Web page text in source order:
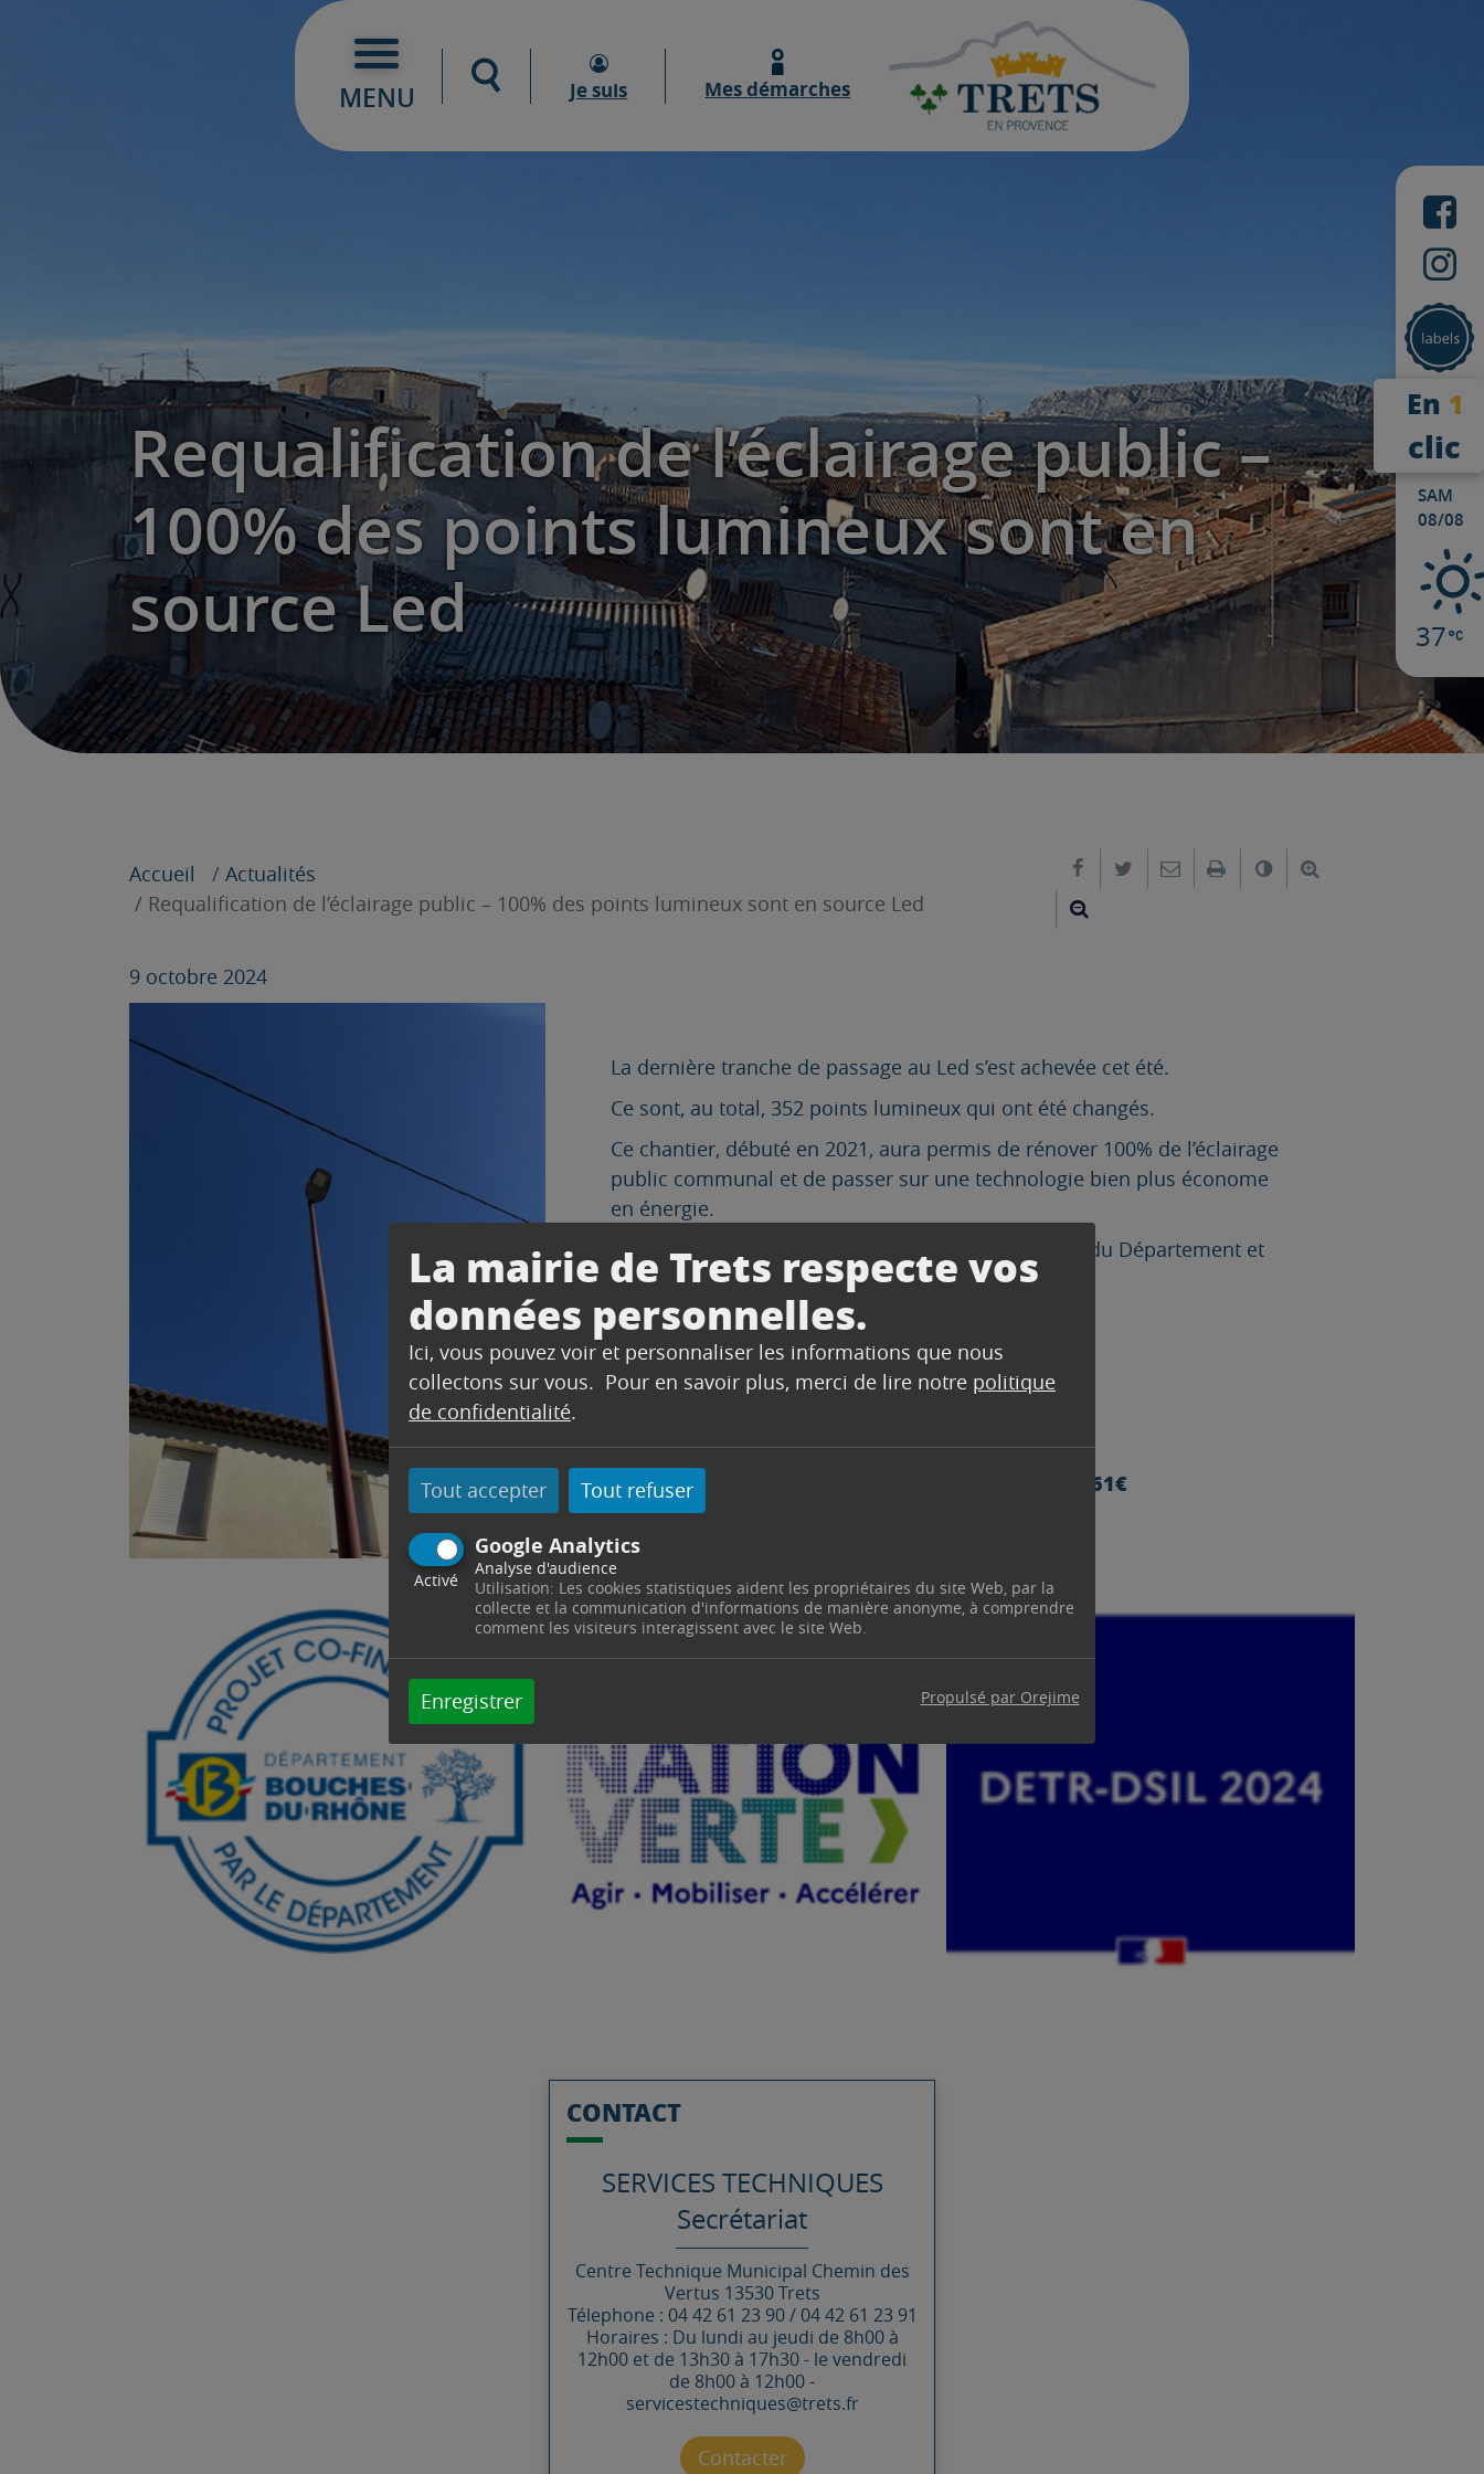
La mairie de Trets respecte vos
données personnelles.
Ici, vous pouvez voir et personnaliser les informations que nous
collectons sur vous. Pour en savoir plus, merci de lire notre politique
de confidentialité.
Tout accepter Tout refuser
Google Analytics
Activé
Analyse d'audience
Utilisation: Les cookies statistiques aident les propriétaires du site Web, par la
collecte et la communication d'informations de manière anonyme, à comprendre
comment les visiteurs interagissent avec le site Web.
Enregistrer Propulsé par Orejime
MENU
Moteur de recherche
Je suis Mes démarches
En 1
clic
SAM
08/08
37
Requalification de l’éclairage public –
100% des points lumineux sont en
source Led
Accueil
Actualités
Requalification de l’éclairage public – 100% des points lumineux sont en source Led
Partager sur Facebook
Partager sur Twitter
Envoyer par e-mail
ImprimerChanger le contraste
9 octobre 2024
La dernière tranche de passage au Led s’est achevée cet été.
Ce sont, au total, 352 points lumineux qui ont été changés.
Ce chantier, débuté en 2021, aura permis de rénover 100% de l’éclairage
public communal et de passer sur une technologie bien plus économe
en énergie.
Pour cela, la Ville de Trets a reçu des financements du Département et
de l’État :
CD13 : 120 578€
FONDS VERT : 36 173.40€
DSIL : 9 624.99€
DETR : 9 487€
Soit un reste à charge pour la commune de
65 292.61€
CONTACT
SERVICES TECHNIQUES
Secrétariat
Centre Technique Municipal Chemin des
Vertus 13530 Trets
Télephone : 04 42 61 23 90 / 04 42 61 23 91
Horaires : Du lundi au jeudi de 8h00 à
12h00 et de 13h30 à 17h30 - le vendredi
de 8h00 à 12h00 -
servicestechniques@trets.fr
Contacter par mail
Contacter